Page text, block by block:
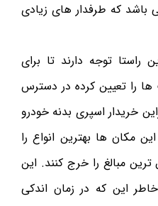
باشد که طرفدار های زیادی
راستا توجه دارند تا برای
را تعیین کرده در دسترس
خریدار اسپری بدنه خودرو
مکان ها بهترین انواع را
مبالغ را خرج کنند. این
این که در زمان اندکی